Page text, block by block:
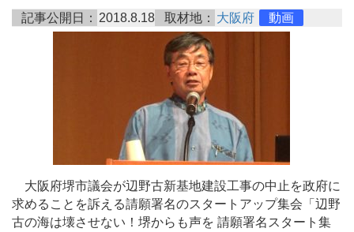
記事公開日： 2018.8.18 取材地： 大阪府 動画
大阪府堺市議会が辺野古新基地建設工事の中止を政府に
求めることを訴える請願署名のスタートアップ集会「辺野
古の海は壊させない！堺からも声を 請願署名スタート集